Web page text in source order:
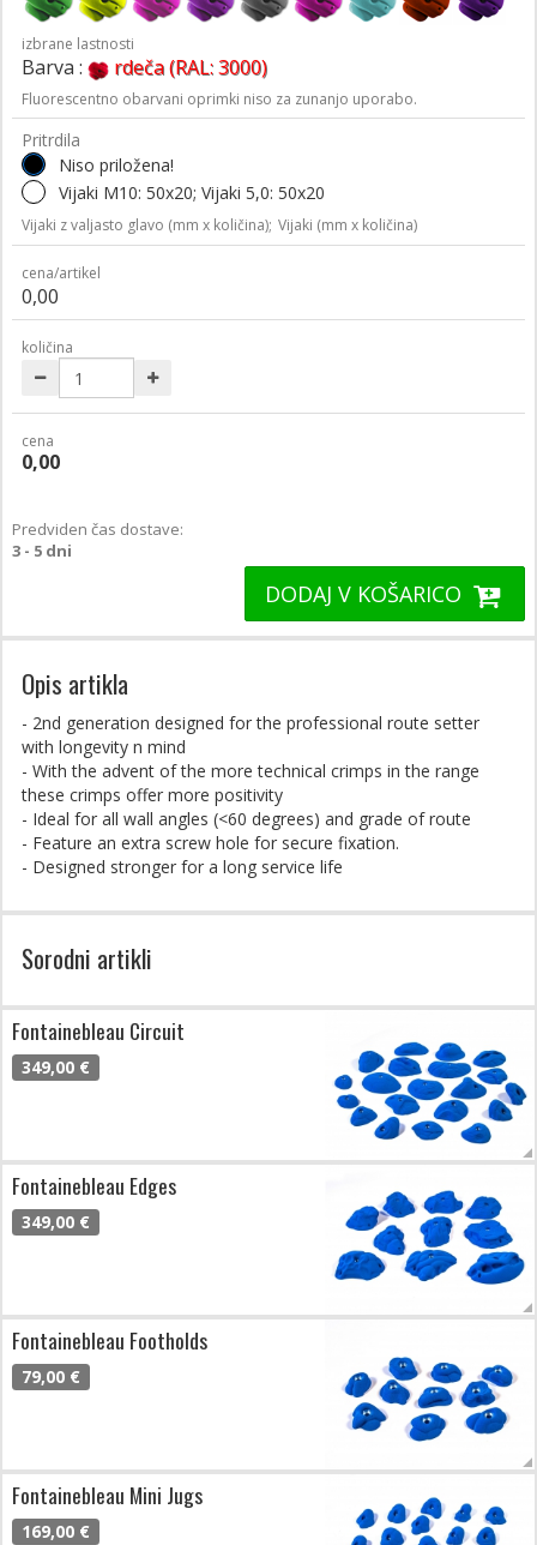
izbrane lastnosti
Barva : rdeča (RAL: 3000)
Fluorescentno obarvani oprimki niso za zunanjo uporabo.
Pritrdila
Niso priložena!
Vijaki M10: 50x20; Vijaki 5,0: 50x20
Vijaki z valjasto glavo (mm x količina); Vijaki (mm x količina)
cena/artikel
0,00
količina
cena
0,00
Predviden čas dostave:
3 - 5 dni
DODAJ V KOŠARICO
Opis artikla
- 2nd generation designed for the professional route setter
with longevity n mind
- With the advent of the more technical crimps in the range
these crimps offer more positivity
- Ideal for all wall angles (<60 degrees) and grade of route
- Feature an extra screw hole for secure fixation.
- Designed stronger for a long service life
Sorodni artikli
Fontainebleau Circuit
349,00 €
Fontainebleau Edges
349,00 €
Fontainebleau Footholds
79,00 €
Fontainebleau Mini Jugs
169,00 €